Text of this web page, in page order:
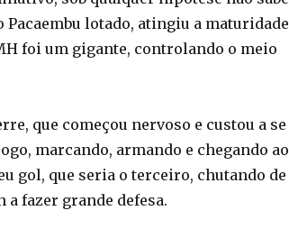
Pacaembu lotado, atingiu a maturidade
foi um gigante, controlando o meio
que começou nervoso e custou a se
marcando, armando e chegando ao
gol, que seria o terceiro, chutando de
a fazer grande defesa.